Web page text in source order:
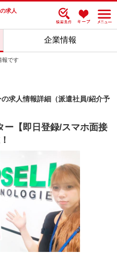
の求人
企業情報
報です
求人情報詳細（派遣社員/紹介予
【即日登録/スマホ面接